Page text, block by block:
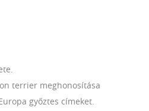
terrier meghonosítása
győztes címeket.